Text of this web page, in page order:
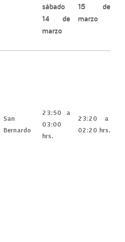
sábado
14 de
marzo
15 de
marzo
San
Bernardo
23:50 a
03:00
hrs.
23:20 a
02:20 hrs.